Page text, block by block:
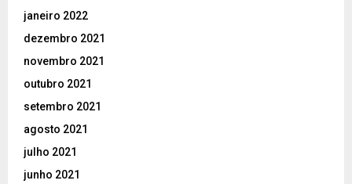
janeiro 2022
dezembro 2021
novembro 2021
outubro 2021
setembro 2021
agosto 2021
julho 2021
junho 2021